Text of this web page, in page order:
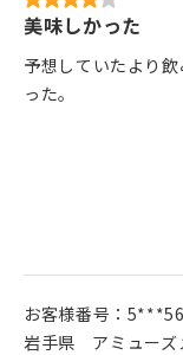
美味しかった
予想していたより
った。
お客様番号：
岩手県
アミュー